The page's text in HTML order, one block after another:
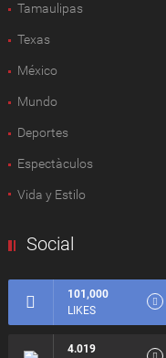
Tamaulipas
Texas
México
Mundo
Deportes
Espectàculos
Vida y Estilo
Social
101,000
LIKES
4.019